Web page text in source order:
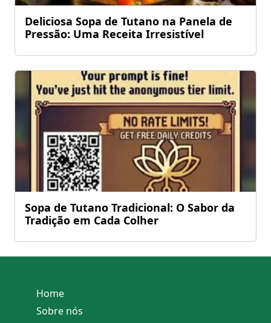
Deliciosa Sopa de Tutano na Panela de
Pressão: Uma Receita Irresistível
Sopa de Tutano Tradicional: O Sabor da
Tradição em Cada Colher
Home
Sobre nós